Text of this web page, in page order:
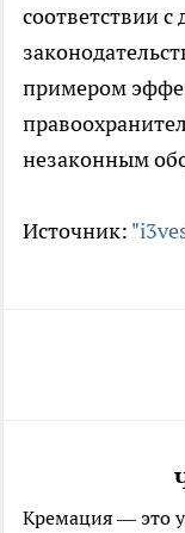
соответствии
примером
незаконным
Источник:
Кремация — это